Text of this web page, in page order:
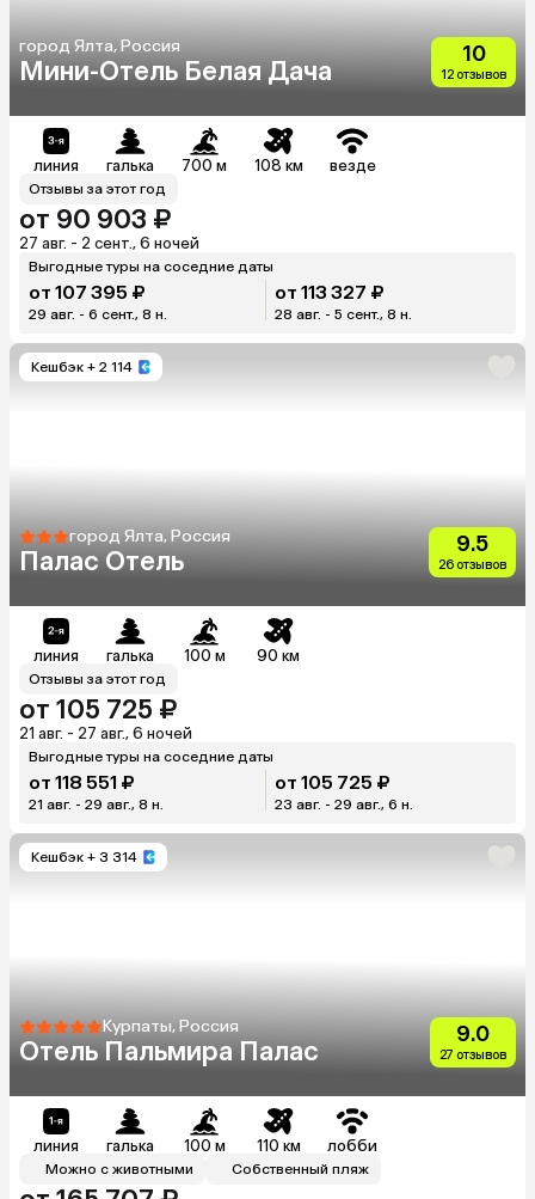
город Ялта, Россия
Мини-Отель Белая Дача
10
12 отзывов
линия галька 700 м 108 км везде
Отзывы за этот год
от 90 903 ₽
27 авг. - 2 сент., 6 ночей
Выгодные туры на соседние даты
от 107 395 ₽
29 авг. - 6 сент., 8 н.
от 113 327 ₽
28 авг. - 5 сент., 8 н.
Кешбэк + 2 114
город Ялта, Россия
Палас Отель
9.5
26 отзывов
линия галька 100 м 90 км
Отзывы за этот год
от 105 725 ₽
21 авг. - 27 авг., 6 ночей
Выгодные туры на соседние даты
от 118 551 ₽
21 авг. - 29 авг., 8 н.
от 105 725 ₽
23 авг. - 29 авг., 6 н.
Кешбэк + 3 314
Курпаты, Россия
Отель Пальмира Палас
9.0
27 отзывов
линия галька 100 м 110 км лобби
Можно с животными Собственный пляж